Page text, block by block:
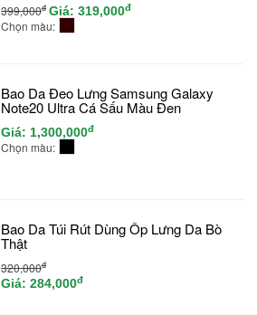
399,000đ Giá: 319,000đ
Chọn màu:
Bao Da Đeo Lưng Samsung Galaxy
Note20 Ultra Cá Sấu Màu Đen
Giá: 1,300,000đ
Chọn màu:
Bao Da Túi Rút Dùng Ốp Lưng Da Bò
Thật
320,000đ
Giá: 284,000đ